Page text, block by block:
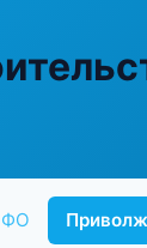
ФО